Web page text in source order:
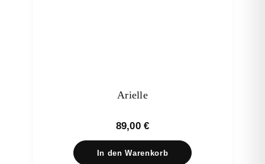
Arielle
89,00 €
In den Warenkorb